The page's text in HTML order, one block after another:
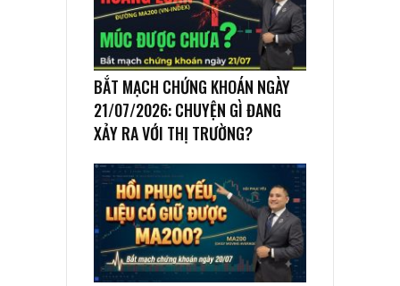
BẮT MẠCH CHỨNG KHOÁN NGÀY
21/07/2026: CHUYỆN GÌ ĐANG
XẢY RA VỚI THỊ TRƯỜNG?